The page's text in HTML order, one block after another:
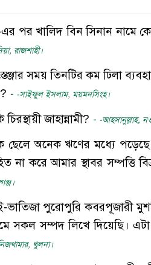
পর খালিদ বিন সিনান নামে
রাজশাহী।
সময় তিনটির কম ঢিলা
- -সাইফুল ইসলাম, ময়মনসিংহ।
জাহান্নামী? - -আহসানুল্লাহ,
ছেলে অনেক ঋণের মধ্যে
না করে আমার স্থাবর
ভাতিজা পুরোপুরি কবরপূজারী
সকল সম্পদ লিখে দিয়েছি।
খুলনা।